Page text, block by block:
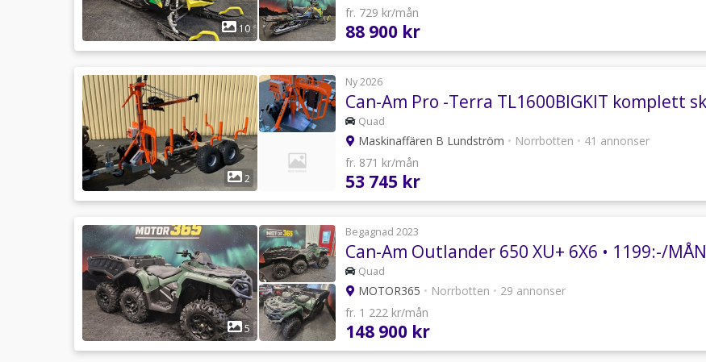
10
fr. 729 kr/mån
88 900 kr
2
Ny 2026
Quad
Maskinaffären B Lundström • Norrbotten • 41 annonser
fr. 871 kr/mån
53 745 kr
5
Begagnad 2023
Can-Am Outlander 650 XU+ 6X6 • 1199:-/MÅN
Quad
MOTOR365 • Norrbotten • 29 annonser
fr. 1 222 kr/mån
148 900 kr